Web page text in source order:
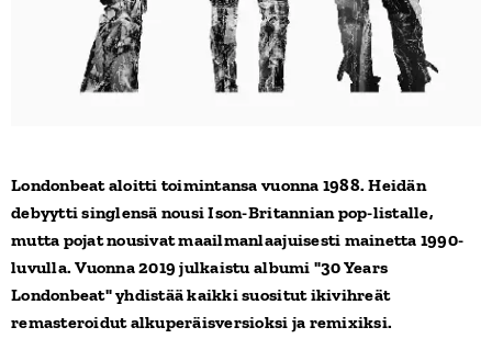
Londonbeat aloitti toimintansa vuonna 1988.Heidän
debyytti singlensä nousi Ison-Britannian pop-listalle,
mutta pojat nousivat maailmanlaajuisesti mainetta 1990-
luvulla.Vuonna 2019 julkaistu albumi "30 Years
Londonbeat" yhdistää kaikki suositut ikivihreät
remasteroidut alkuperäisversioksi ja remixiksi.